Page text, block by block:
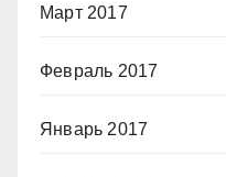
Март 2017
Февраль 2017
Январь 2017